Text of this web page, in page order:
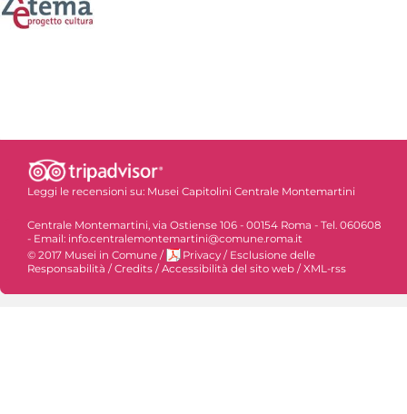
Leggi le recensioni su: Musei Capitolini Centrale Montemartini
Centrale Montemartini, via Ostiense 106 - 00154 Roma - Tel. 060608
- Email: info.centralemontemartini@comune.roma.it
© 2017 Musei in Comune / Privacy / Esclusione delle
Responsabilità /Credits /Accessibilità del sito web /XML-rss